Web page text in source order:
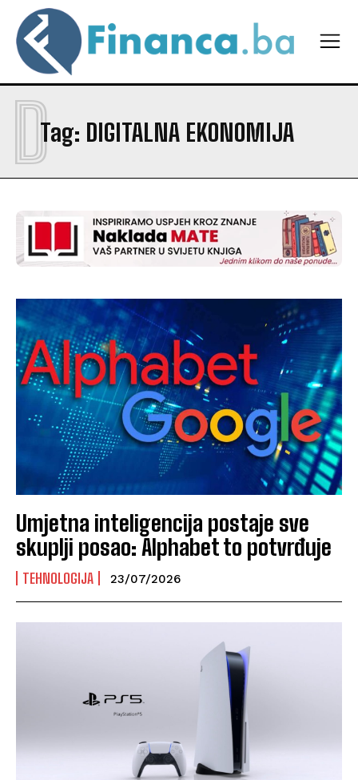
Tag: DIGITALNA EKONOMIJA
D
Umjetna inteligencija postaje sve
skuplji posao: Alphabet to potvrđuje
TEHNOLOGIJA 23/07/2026